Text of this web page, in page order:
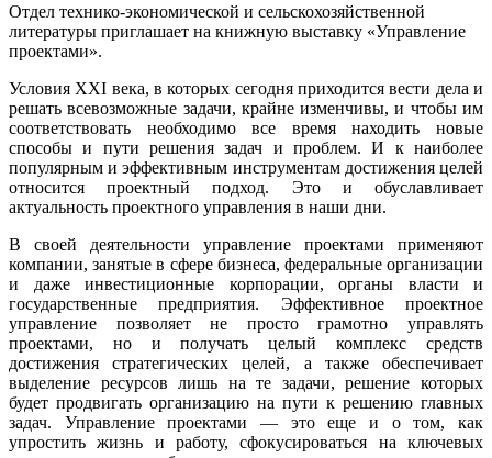
Отдел технико-экономической и сельскохозяйственной
литературы приглашает на книжную выставку «Управление
проектами».
Условия XXI века, в которых сегодня приходится вести дела и
решать всевозможные задачи, крайне изменчивы, и чтобы им
соответствовать необходимо все время находить новые
способы и пути решения задач и проблем. И к наиболее
популярным и эффективным инструментам достижения целей
относится проектный подход. Это и обуславливает
актуальность проектного управления в наши дни.
В своей деятельности управление проектами применяют
компании, занятые в сфере бизнеса, федеральные организации
и даже инвестиционные корпорации, органы власти и
государственные предприятия. Эффективное проектное
управление позволяет не просто грамотно управлять
проектами, но и получать целый комплекс средств
достижения стратегических целей, а также обеспечивает
выделение ресурсов лишь на те задачи, решение которых
будет продвигать организацию на пути к решению главных
задач. Управление проектами — это еще и о том, как
упростить жизнь и работу, сфокусироваться на ключевых